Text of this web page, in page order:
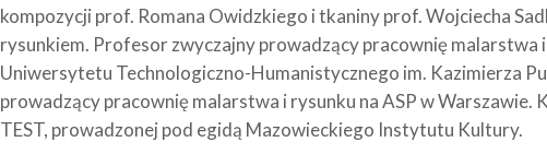
kompozycji prof. Romana Owidzkiego i tkaniny prof. Wojciecha
rysunkiem. Profesor zwyczajny prowadzący pracownię malarstwa
Uniwersytetu Technologiczno-Humanistycznego im. Kazimierza
prowadzący pracownię malarstwa i rysunku na ASP w
TEST, prowadzonej pod egidą Mazowieckiego Instytutu Kultury.